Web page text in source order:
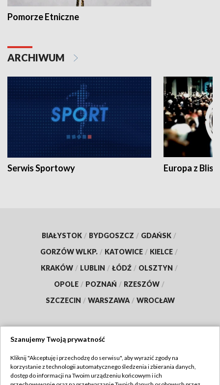
Pomorze Etniczne
ARCHIWUM
Serwis Sportowy Europa z
BIAŁYSTOK / BYDGOSZCZ / GDAŃSK /
GORZÓW WLKP. / KATOWICE / KIELCE /
KRAKÓW / LUBLIN / ŁÓDŹ / OLSZTYN /
OPOLE / POZNAŃ / RZESZÓW /
SZCZECIN / WARSZAWA / WROCŁAW
TVP
Szanujemy Twoją prywatność
Kliknij "Akceptuję i przechodzę do serwisu", aby wyrazić zgody na
korzystanie z technologii automatycznego śledzenia i zbierania danych,
dostęp do informacji na Twoim urządzeniu końcowym i ich